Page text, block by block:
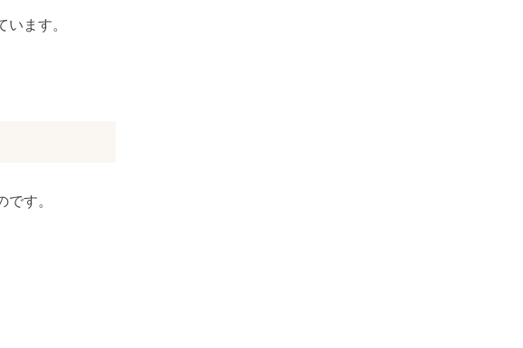
ます。
す。